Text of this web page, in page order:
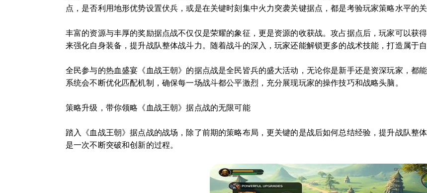
点，是否利用地形优势设置伏兵，或是在关键时刻集中火力突袭关键据点，都是考验玩家策略水平的关
丰富的资源与丰厚的奖励据点战不仅仅是荣耀的象征，更是资源的收获战。攻占据点后，玩家可以获
来强化自身装备，提升战队整体战斗力。随着战斗的深入，玩家还能解锁更多的战术技能，打造属于自
全民参与的热血盛宴《血战王朝》的据点战是全民皆兵的盛大活动，无论你是新手还是资深玩家，都
系统会不断优化匹配机制，确保每一场战斗都公平激烈，充分展现玩家的操作技巧和战略头脑。
策略升级，带你领略《血战王朝》据点战的无限可能
踏入《血战王朝》据点战的战场，除了前期的策略布局，更关键的是战后如何总结经验，提升战队整
是一次不断突破和创新的过程。